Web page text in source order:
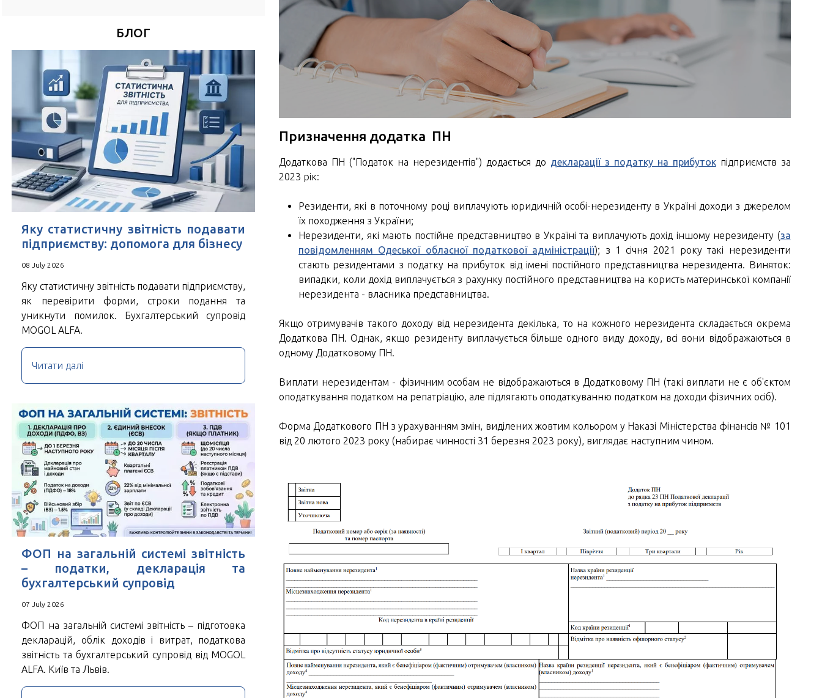
Призначення додатка ПН
Додаткова ПН ("Податок на нерезидентів") додається до декларації з податку на прибутокпідприємств за
2023 рік:
Резиденти, які в поточному році виплачують юридичній особі-нерезиденту в Україні доходи з джерелом
їх походження з України;
Нерезиденти, які мають постійне представництво в Україні та виплачують дохід іншому нерезиденту (за
повідомленням Одеської обласної податкової адміністрації); з 1 січня 2021 року такі нерезиденти
стають резидентами з податку на прибуток від імені постійного представництва нерезидента. Виняток:
випадки, коли дохід виплачується з рахунку постійного представництва на користь материнської компанії
нерезидента - власника представництва.
Якщо отримувачів такого доходу від нерезидента декілька, то на кожного нерезидента складається окрема
Додаткова ПН. Однак, якщо резиденту виплачується більше одного виду доходу, всі вони відображаються в
одному Додатковому ПН.
Виплати нерезидентам - фізичним особам не відображаються в Додатковому ПН (такі виплати не є об'єктом
оподаткування податком на репатріацію, але підлягають оподаткуванню податком на доходи фізичних осіб).
Форма Додаткового ПН з урахуванням змін, виділених жовтим кольором у Наказі Міністерства фінансів № 101
від 20 лютого 2023 року (набирає чинності 31 березня 2023 року), виглядає наступним чином.
Зручний час для дзвінка
Поля позначені знаком*обов'язкові для заповнення
Натискаючи кнопку Надіслати Ви погоджуєтесь з
Угода
користувача
БЛОГ
Яку статистичну звітність подавати
підприємству: допомога для бізнесу
08 July 2026
Яку статистичну звітність подавати підприємству,
як перевірити форми, строки подання та
уникнути помилок. Бухгалтерський супровід
MOGOL ALFA.
Читати далі
ФОП на загальній системі звітність
– податки, декларація та
бухгалтерський супровід
07 July 2026
ФОП на загальній системі звітність – підготовка
декларацій, облік доходів і витрат, податкова
звітність та бухгалтерський супровід від MOGOL
ALFA. Київ та Львів.